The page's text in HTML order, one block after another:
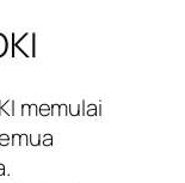
memulai